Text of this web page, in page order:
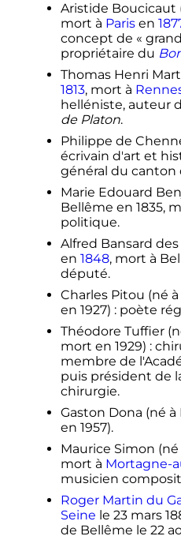
Aristide Boucicaut
mort à Parisen
concept de «
propriétaire du
Thomas Henri
1813, mort à
helléniste, auteur
de Platon.
Philippe de
écrivain d'art et
général du canton
Marie Edouard
Bellême en 1835,
politique.
Alfred Bansard
en 1848, mort à
député.
Charles Pitou (né
en 1927) : poète
Théodore Tuffier
mort en 1929) :
membre de
puis président de
chirurgie.
Gaston Dona (né
en 1957).
Maurice Simon
mort à Mortagne-
musicien
Roger Martin du
Seine le 23 mars
de Bellême le 22